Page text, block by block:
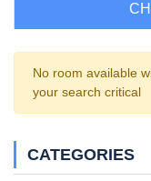
No room available
your search critical
CATEGORIES